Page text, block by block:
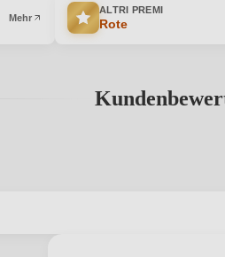
Mehr
ALTRI PREMI
Rote